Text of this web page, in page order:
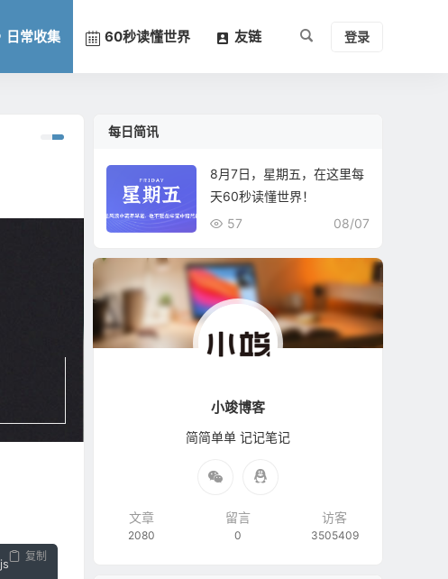
日常收集 60秒读懂世界 友链 登录
复制
js
每日简讯
8月7日，星期五，在这里每
天60秒读懂世界！
08/07
57
小竣博客
简简单单 记记笔记
文章
2080
留言
0
访客
3505409